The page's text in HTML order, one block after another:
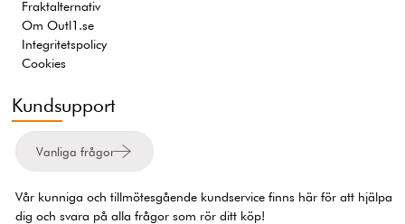
Fraktalternativ
Om Outl1.se
Integritetspolicy
Cookies
Kundsupport
Vanliga frågor
Vår kunniga och tillmötesgående kundservice finns här för att hjälpa
dig och svara på alla frågor som rör ditt köp!